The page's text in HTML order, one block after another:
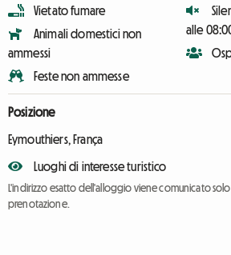
Vietato fumare
Animali domestici non
ammessi
Feste non ammesse
alle
Posizione
Eymouthiers, França
Luoghi di interesse turistico
L'indirizzo esatto dell'alloggio viene comunicato
prenotazione.